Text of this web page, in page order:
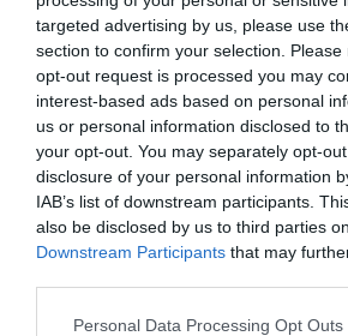
targeted advertising by us, please use
section to confirm your selection.
opt-out request is processed you may
interest-based ads based on personal
us or personal information disclosed to
your opt-out. You may separately opt-
disclosure of your personal information
IAB’s list of downstream participants.
also be disclosed by us to third parties
Downstream Participants that may
Please note that this website/app uses
Personal Data Processing Opt Outs
17.06.2026 12:01
104 νέα φάρμακα έλαβαν
EMA το 2025 – Ποιες